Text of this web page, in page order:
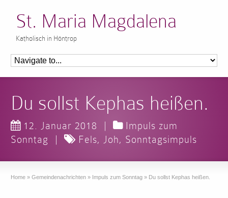
St. Maria Magdalena
Katholisch in Höntrop
Du sollst Kephas heißen.
12. Januar 2018 |
Impuls zum
Sonntag
| Fels, Joh, Sonntagsimpuls
Home » Gemeindenachrichten » Impuls zum Sonntag » Du sollst Kephas heißen.